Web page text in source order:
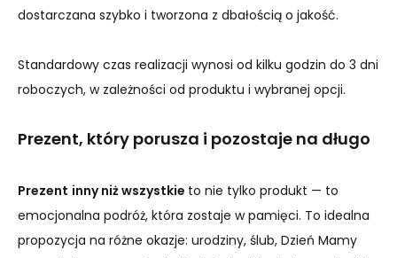
dostarczana szybko i tworzona z dbałością o jakość.
Standardowy czas realizacji wynosi od kilku godzin do 3 dni
roboczych, w zależności od produktu i wybranej opcji.
Prezent, który porusza i pozostaje na długo
Prezent inny niż wszystkie to nie tylko produkt — to
emocjonalna podróż, która zostaje w pamięci. To idealna
propozycja na różne okazje: urodziny, ślub, Dzień Mamy